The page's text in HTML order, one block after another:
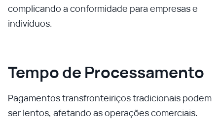
complicando a conformidade para empresas e
indivíduos.
Tempo de Processamento
Pagamentos transfronteiriços tradicionais podem
ser lentos, afetando as operações comerciais.